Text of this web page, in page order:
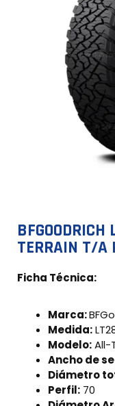
TERRAIN T/A
Ficha Técnica:
Marca:
Medida:
Modelo:All-
Ancho de
Diámetro
Perfil: 70